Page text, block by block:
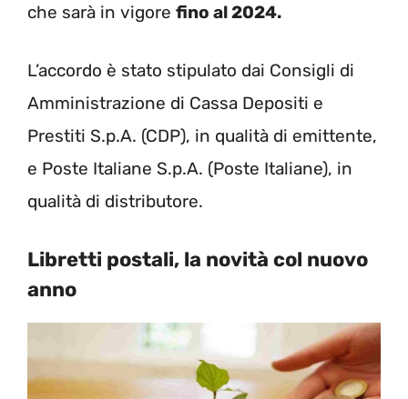
che sarà in vigore fino al 2024.
L’accordo è stato stipulato dai Consigli di
Amministrazione di Cassa Depositi e
Prestiti S.p.A. (CDP), in qualità di emittente,
e Poste Italiane S.p.A. (Poste Italiane), in
qualità di distributore.
Libretti postali, la novità col nuovo
anno